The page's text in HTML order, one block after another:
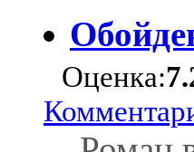
Оценка: